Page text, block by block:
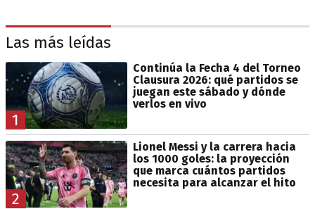
Las más leídas
1
Continúa la Fecha 4 del Torneo
Clausura 2026: qué partidos se
juegan este sábado y dónde
verlos en vivo
2
Lionel Messi y la carrera hacia
los 1000 goles: la proyección
que marca cuántos partidos
necesita para alcanzar el hito